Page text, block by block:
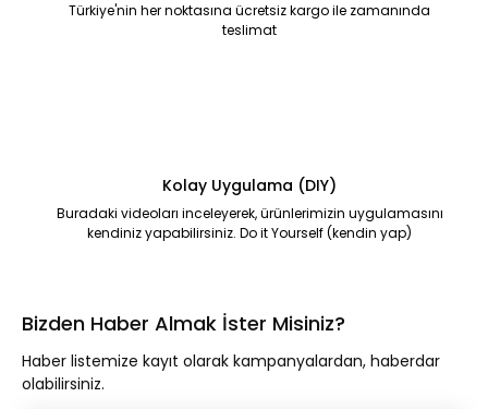
Türkiye'nin her noktasına ücretsiz kargo ile zamanında
teslimat
Kolay Uygulama (DIY)
Buradaki videoları inceleyerek, ürünlerimizin uygulamasını
kendiniz yapabilirsiniz. Do it Yourself (kendin yap)
Bizden Haber Almak İster Misiniz?
Haber listemize kayıt olarak kampanyalardan, haberdar
olabilirsiniz.